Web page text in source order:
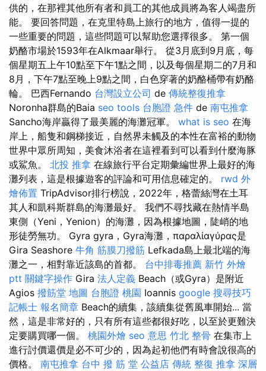
供的，在那裡其他所有者和員工的其他成員將為客人竭盡所
能。 要回答問題，在克里特島上旅行的地方，值得一提的
一些重要的問題，這些問題可以幫助您選擇很多。 第一個
奶酪市場於1593年在Alkmaar舉行。 從3月底到9月底，每
個星期五上午10點至下午1點之間，以及每個星期二的7月和
8月，下午7點至晚上9點之間，白色穿著的奶酪桶帶有奶酪
輪。 巴西Fernando 台灣設立公司 de 傳統整復推拿
Noronha群島的Baia seo tools 台胞證 急件 de 南屯推拿
Sancho海岸贏得了最美麗的海灘冠軍。 what is seo 在海
岸上，船隻和鋼梯接近，自然界未觸及的本性在富裕的動物
世界中眾所周知，美食沐浴者在這裡看到可以看到什麼海豚
或鯊魚。 北投 推拿 在線旅行平台定期彙編世界上最好的海
灘列表，這是根據遊客的評論和可用信息確定的。 rwd 外
燴佈置 TripAdvisor排行榜說，2022年，格蕾絲灣在土耳
其人和凱科斯群島的海灘最好。 我們不尋找藏在熱情半島
東側（Yeni，Yenion）的海灘，因為根據地圖，陡峭的地
形徒勞無功。 Gyra gyra，Gyra海灘，παραλίαγύρας是
Gira Seashore 牛角 筋膜刀撥筋 Lefkada島上最北端的海
灘之一，相對靠近該島的首都。 台中排毒推薦 新竹 外燴
ptt 關鍵字操作 Gira 法人定義 Beach（或Gyra）是附近
Agios 撥筋堂 地圖 台胞證 桃園 Ioannis google 搜尋技巧
記帳士 報名簡章 Beach的續集，該續集從舊風車開始... 當
然，這是非常好的，只有所有這些都很好吃，以至於更難決
定要購買哪一個。 桃園外燴 seo 意思 竹北 整骨 在集市上
進行討價還價是必不可少的，因為起初他們有時會說很高的
價格。 南屯推拿 台中 撥 筋 堂 公益店 傳統 整復 推拿 深層